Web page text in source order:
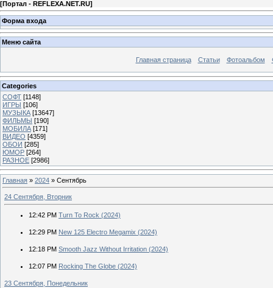
[Портал - REFLEXA.NET.RU]
Форма входа
Меню сайта
Главная страница Статьи Фотоальбом
Categories
СОФТ [1148]
ИГРЫ [106]
МУЗЫКА [13647]
ФИЛЬМЫ [190]
МОБИЛА [171]
ВИДЕО [4359]
ОБОИ [285]
ЮМОР [264]
РАЗНОЕ [2986]
Главная » 2024 » Сентябрь
24 Сентября, Вторник
12:42 PM Turn To Rock (2024)
12:29 PM New 125 Electro Megamix (2024)
12:18 PM Smooth Jazz Without Irritation (2024)
12:07 PM Rocking The Globe (2024)
23 Сентября, Понедельник